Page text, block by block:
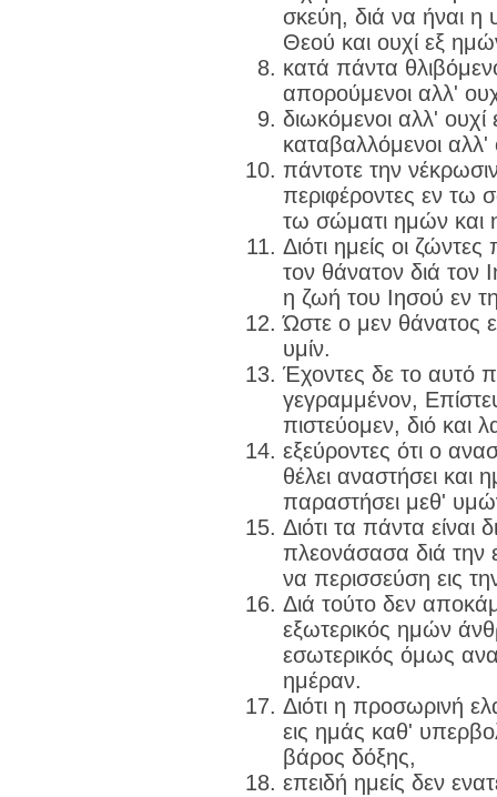
σκεύη, διά να ήναι
Θεού και ουχί εξ
κατά πάντα
απορούμενοι αλλ'
διωκόμενοι αλλ' ουχί
καταβαλλόμενοι αλλ'
πάντοτε την
περιφέροντες εν τω
τω σώματι ημών και
Διότι ημείς οι
τον θάνατον διά τον
η ζωή του Ιησού εν
Ώστε ο μεν θάνατος
υμίν.
Έχοντες δε το αυτό
γεγραμμένον,
πιστεύομεν, διό και
εξεύροντες ότι ο
θέλει αναστήσει και
παραστήσει μεθ'
Διότι τα πάντα είναι
πλεονάσασα διά την
να περισσεύση εις
Διά τούτο δεν
εξωτερικός ημών
εσωτερικός όμως
ημέραν.
Διότι η προσωρινή
εις ημάς καθ'
βάρος δόξης,
επειδή ημείς δεν